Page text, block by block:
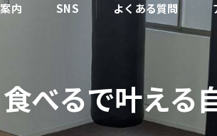
内 SNS よくある質問
べるで叶える